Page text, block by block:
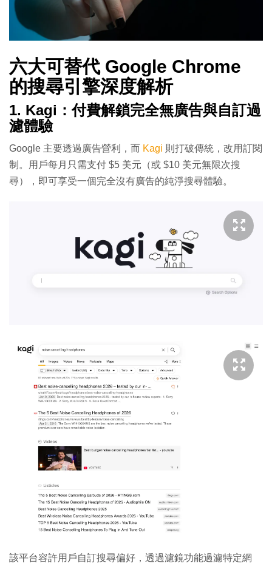
六大可替代 Google Chrome
的搜尋引擎深度解析
1. Kagi：付費解鎖完全無廣告與自訂過
濾體驗
Google 主要透過廣告營利，而 Kagi 則打破傳統，改用訂閱
制。用戶每月只需支付 $5 美元（或 $10 美元無限次搜
尋），即可享受一個完全沒有廣告的純淨搜尋體驗。
該平台容許用戶自訂搜尋偏好，透過濾鏡功能過濾特定網